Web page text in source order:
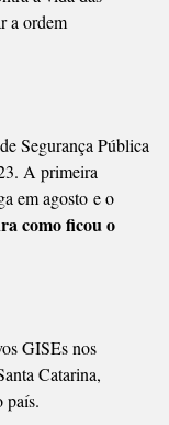
a ordem
Segurança Pública
A primeira
em agosto e o
como ficou o
GISEs nos
Catarina,
país.